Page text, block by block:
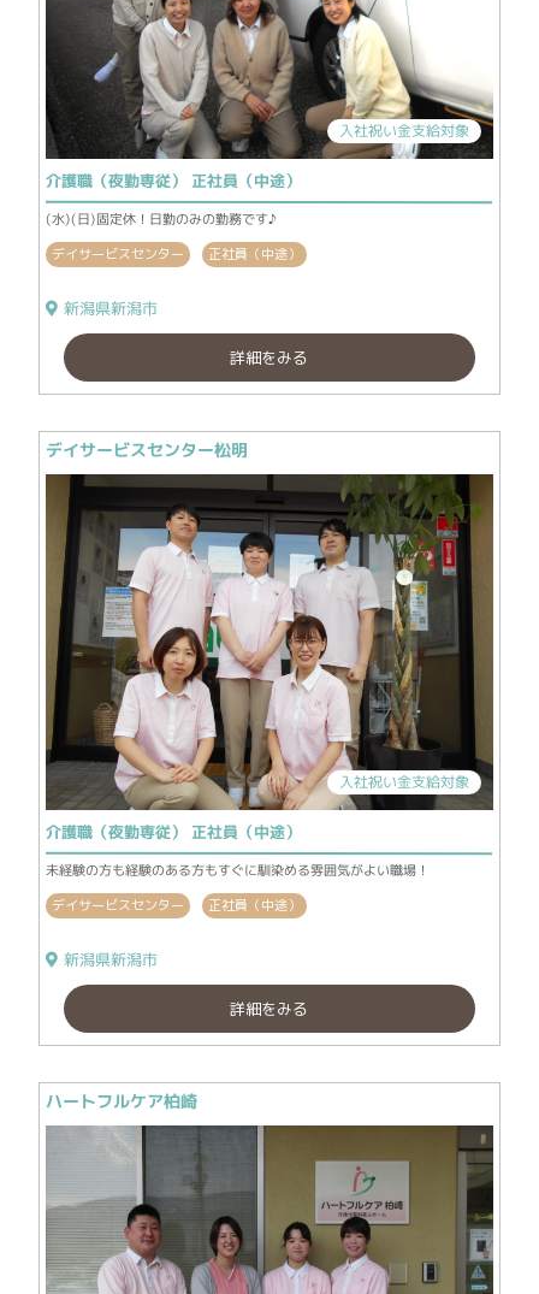
入社祝い金支給対象
介護職（夜勤専従） 正社員（中途）
(水)(日)固定休！日勤のみの勤務です♪
デイサービスセンター 正社員（中途）
新潟県新潟市
詳細をみる
デイサービスセンター松明
入社祝い金支給対象
介護職（夜勤専従） 正社員（中途）
未経験の方も経験のある方もすぐに馴染める雰囲気がよい職場！
デイサービスセンター 正社員（中途）
新潟県新潟市
詳細をみる
ハートフルケア柏崎